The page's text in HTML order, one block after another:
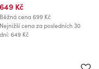
649 Kč
Běžná cena699 Kč
Nejnižší cena za posledních 30
dní: 649 Kč